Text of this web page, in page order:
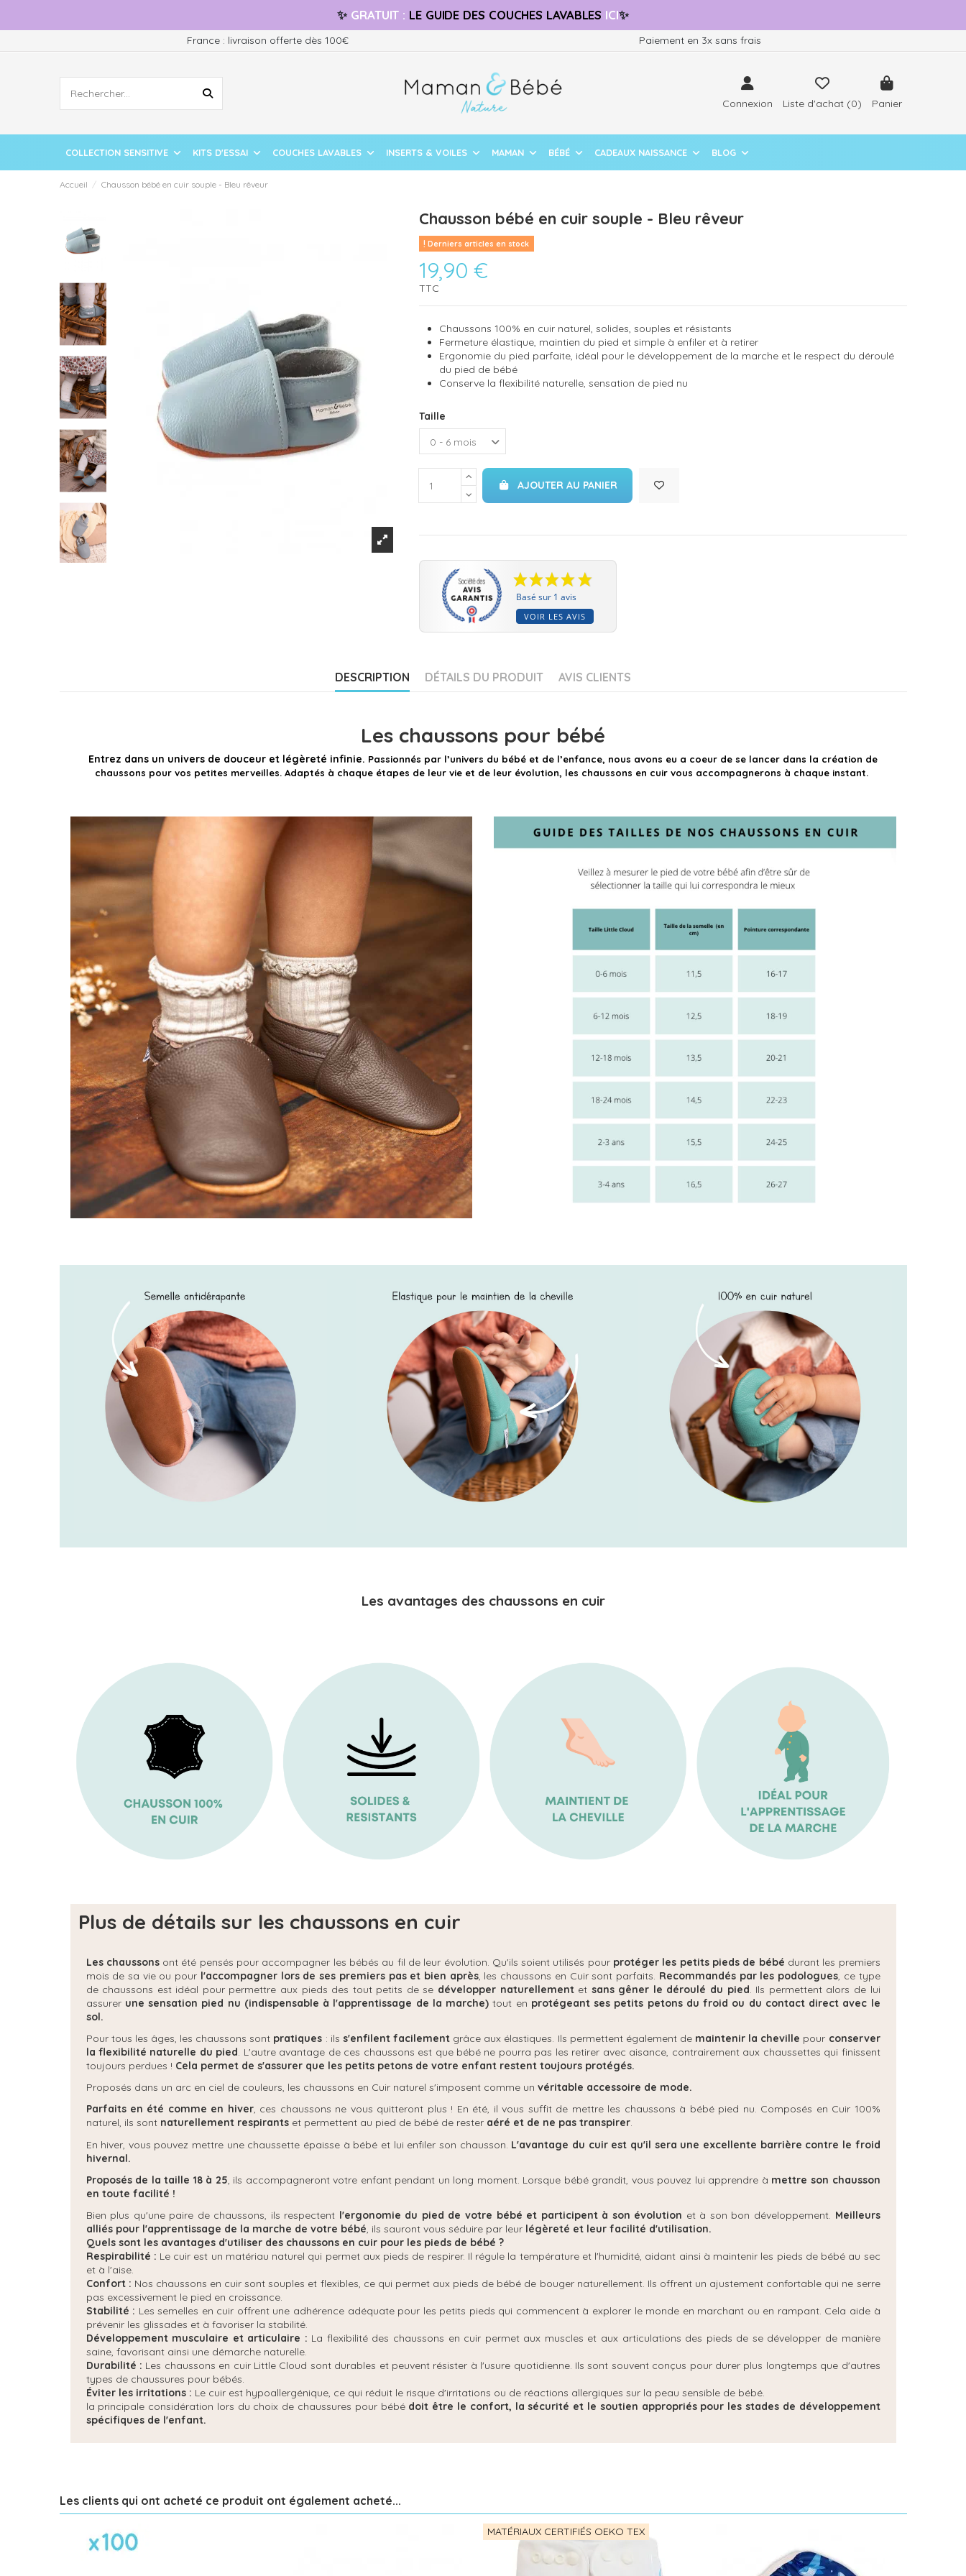
✨ GRATUIT : LE GUIDE DES COUCHES LAVABLES ICI✨
France : livraison offerte dès 100€ Paiement en 3x sans frais
Connexion Liste d'achat (0) Panier
COLLECTION SENSITIVE KITS D'ESSAI COUCHES LAVABLES INSERTS & VOILES MAMAN BÉBÉ CADEAUX NAISSANCE BLOG
Accueil Chausson bébé en cuir souple - Bleu rêveur
Chausson bébé en cuir souple - Bleu rêveur
Derniers articles en stock
19,90 €
TTC
Chaussons 100% en cuir naturel, solides, souples et résistants
Fermeture élastique, maintien du pied et simple à enfiler et à retirer
Ergonomie du pied parfaite, idéal pour le développement de la marche et le respect du déroulé
du pied de bébé
Conserve la flexibilité naturelle, sensation de pied nu
Taille
AJOUTER AU PANIER
Basé sur 1 avis
VOIR LES AVIS
DESCRIPTION DÉTAILS DU PRODUIT AVIS CLIENTS
Les chaussons pour bébé
Entrez dans un univers de douceur et légèreté infinie. Passionnés par l’univers du bébé et de l’enfance, nous avons eu a coeur de se lancer dans la création de
chaussons pour vos petites merveilles. Adaptés à chaque étapes de leur vie et de leur évolution, les chaussons en cuir vous accompagnerons à chaque instant.
Les avantages des chaussons en cuir
Plus de détails sur les chaussons en cuir
Les chaussons ont été pensés pour accompagner les bébés au fil de leur évolution. Qu'ils soient utilisés pour protéger les petits pieds de bébé durant les premiers
mois de sa vie ou pour l'accompagner lors de ses premiers pas et bien après, les chaussons en Cuir sont parfaits. Recommandés par les podologues, ce type
de chaussons est idéal pour permettre aux pieds des tout petits de se développer naturellement et sans gêner le déroulé du pied. Ils permettent alors de lui
assurer une sensation pied nu (indispensable à l'apprentissage de la marche) tout en protégeant ses petits petons du froid ou du contact direct avec le
sol.
Pour tous les âges, les chaussons sont pratiques : ils s'enfilent facilement grâce aux élastiques. Ils permettent également de maintenir la cheville pour conserver
la flexibilité naturelle du pied. L'autre avantage de ces chaussons est que bébé ne pourra pas les retirer avec aisance, contrairement aux chaussettes qui finissent
toujours perdues ! Cela permet de s'assurer que les petits petons de votre enfant restent toujours protégés.
Proposés dans un arc en ciel de couleurs, les chaussons en Cuir naturel s'imposent comme un véritable accessoire de mode.
Parfaits en été comme en hiver, ces chaussons ne vous quitteront plus ! En été, il vous suffit de mettre les chaussons à bébé pied nu. Composés en Cuir 100%
naturel, ils sont naturellement respirants et permettent au pied de bébé de rester aéré et de ne pas transpirer.
En hiver, vous pouvez mettre une chaussette épaisse à bébé et lui enfiler son chausson. L'avantage du cuir est qu'il sera une excellente barrière contre le froid
hivernal.
Proposés de la taille 18 à 25, ils accompagneront votre enfant pendant un long moment. Lorsque bébé grandit, vous pouvez lui apprendre à mettre son chausson
en toute facilité !
Bien plus qu'une paire de chaussons, ils respectent l'ergonomie du pied de votre bébé et participent à son évolution et à son bon développement. Meilleurs
alliés pour l'apprentissage de la marche de votre bébé, ils sauront vous séduire par leur légèreté et leur facilité d'utilisation.
Quels sont les avantages d'utiliser des chaussons en cuir pour les pieds de bébé ?
Respirabilité : Le cuir est un matériau naturel qui permet aux pieds de respirer. Il régule la température et l'humidité, aidant ainsi à maintenir les pieds de bébé au sec
et à l'aise.
Confort : Nos chaussons en cuir sont souples et flexibles, ce qui permet aux pieds de bébé de bouger naturellement. Ils offrent un ajustement confortable qui ne serre
pas excessivement le pied en croissance.
Stabilité : Les semelles en cuir offrent une adhérence adéquate pour les petits pieds qui commencent à explorer le monde en marchant ou en rampant. Cela aide à
prévenir les glissades et à favoriser la stabilité.
Développement musculaire et articulaire : La flexibilité des chaussons en cuir permet aux muscles et aux articulations des pieds de se développer de manière
saine, favorisant ainsi une démarche naturelle.
Durabilité : Les chaussons en cuir Little Cloud sont durables et peuvent résister à l'usure quotidienne. Ils sont souvent conçus pour durer plus longtemps que d'autres
types de chaussures pour bébés.
Éviter les irritations : Le cuir est hypoallergénique, ce qui réduit le risque d'irritations ou de réactions allergiques sur la peau sensible de bébé.
la principale considération lors du choix de chaussures pour bébé doit être le confort, la sécurité et le soutien appropriés pour les stades de développement
spécifiques de l'enfant.
Les clients qui ont acheté ce produit ont également acheté...
MATÉRIAUX CERTIFIÉS OEKO TEX